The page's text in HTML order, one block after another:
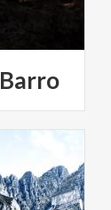
Barro